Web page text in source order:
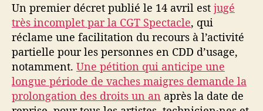
Un premier décret publié le 14 avril est jugé
très incomplet par la CGT Spectacle, qui
réclame une facilitation du recours à l’activité
partielle pour les personnes en CDD d’usage,
notamment. Une pétition qui anticipe une
longue période de vaches maigres demande la
prolongation des droits un an après la date de